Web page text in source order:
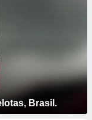
Brasil.